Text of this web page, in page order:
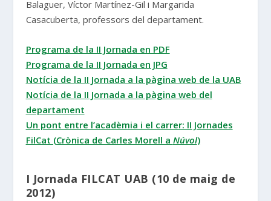
Balaguer, Víctor Martínez-Gil i Margarida
Casacuberta, professors del departament.
Programa de la II Jornada en PDF
Programa de la II Jornada en JPG
Notícia de la II Jornada a la pàgina web de la UAB
Notícia de la II Jornada a la pàgina web del
departament
Un pont entre l’acadèmia i el carrer: II Jornades
FilCat (Crònica de Carles Morell a Núvol)
I Jornada FILCAT UAB (10 de maig de
2012)